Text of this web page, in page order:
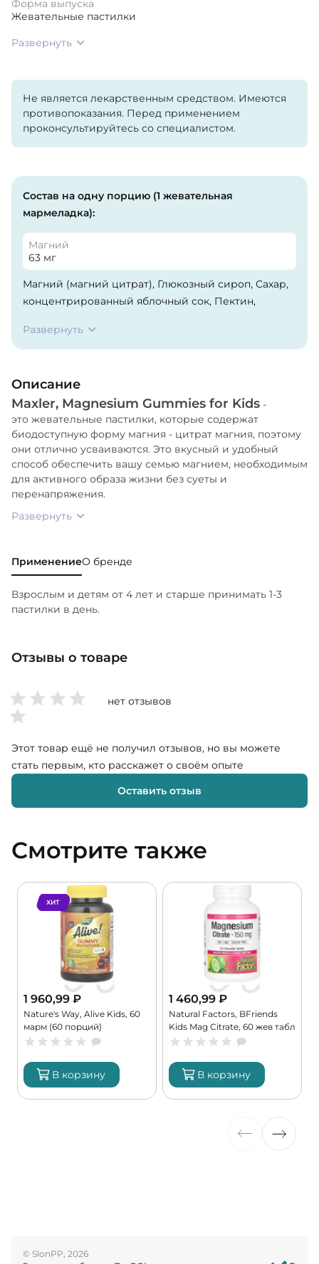
Форма выпуска
Жевательные пастилки
Развернуть
Не является лекарственным средством. Имеются
противопоказания. Перед применением
проконсультируйтесь со специалистом.
Состав на одну порцию (1 жевательная
мармеладка):
Магний
63 мг
Магний (магний цитрат), Глюкозный сироп, Сахар,
концентрированный яблочный сок, Пектин,
натрия), Натуральный ароматизатор (виноград),
Краситель (концентрат сока фиолетовой
Развернуть
Описание
Maxler, Magnesium Gummies for Kids -
это жевательные пастилки, которые содержат
биодоступную форму магния - цитрат магния, поэтому
они отлично усваиваются. Это вкусный и удобный
способ обеспечить вашу семью магнием, необходимым
для активного образа жизни без суеты и
перенапряжения.
Развернуть
ПрименениеО бренде
Взрослым и детям от 4 лет и старше принимать 1-3
пастилки в день.
Отзывы о товаре
нет отзывов
Этот товар ещё не получил отзывов, но вы можете
стать первым, кто расскажет о своём опыте
Оставить отзыв
Смотрите также
ХИТ
1 960,99 ₽
Nature's Way, Alive Kids, 60
марм (60 порций)
В корзину
1 460,99 ₽
Natural Factors, BFriends
Kids Mag Citrate, 60 жев табл
(60 порций)
В корзину
© SlonPP, 2026